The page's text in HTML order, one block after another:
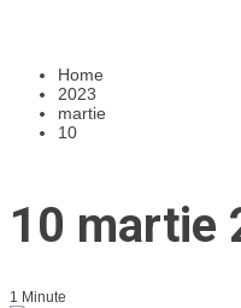
Home
2023
martie
10
10 martie
1 Minute